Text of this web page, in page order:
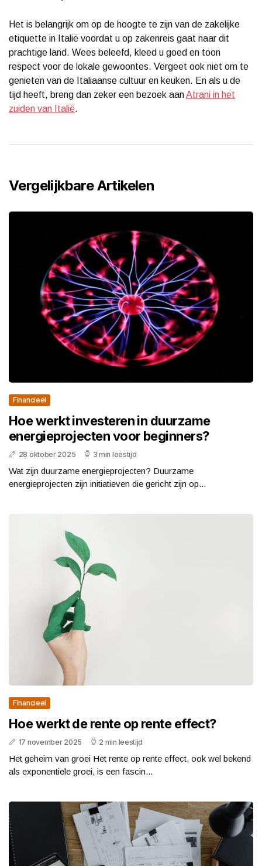
Het is belangrijk om op de hoogte te zijn van de zakelijke
etiquette in Italië voordat u op zakenreis gaat naar dit
prachtige land. Wees beleefd, kleed u goed en toon
respect voor de lokale gewoontes. Vergeet ook niet om te
genieten van de Italiaanse cultuur en keuken. En als u de
tijd heeft, breng dan zeker een bezoek aanAtrani in het
zuiden van Italië.
Vergelijkbare Artikelen
Financieel
Hoe werkt investeren in duurzame
energieprojecten voor beginners?
28 oktober 2025 3 min leestijd
Wat zijn duurzame energieprojecten? Duurzame
energieprojecten zijn initiatieven die gericht zijn op...
Financieel
Hoe werkt de rente op rente effect?
17 november 2025 2 min leestijd
Het geheim van groei Het rente op rente effect, ook wel bekend
als exponentiële groei, is een fascin...